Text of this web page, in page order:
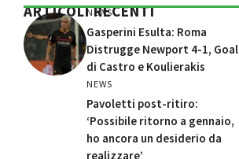
ARTICOLI RECENTI
NEWS
Gasperini Esulta: Roma
Distrugge Newport 4-1, Goal
di Castro e Koulierakis
NEWS
Pavoletti post-ritiro:
‘Possibile ritorno a gennaio,
ho ancora un desiderio da
realizzare’